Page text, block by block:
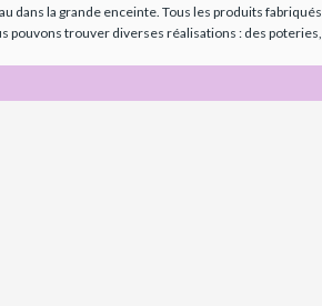
dans la grande enceinte. Tous les produits fabriqués
pouvons trouver diverses réalisations : des poteries,